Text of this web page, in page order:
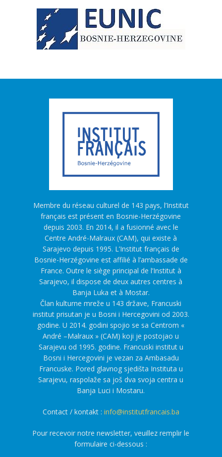
Membre du réseau culturel de 143 pays, l’Institut
français est présent en Bosnie-Herzégovine
depuis 2003. En 2014, il a fusionné avec le
Centre André-Malraux (CAM), qui existe à
Sarajevo depuis 1995. L’Institut français de
Bosnie-Herzégovine est affilié à l’ambassade de
France. Outre le siège principal de l’Institut à
Sarajevo, il dispose de deux autres centres à
Banja Luka et à Mostar.
Član kulturne mreže u 143 države, Francuski
institut prisutan je u Bosni i Hercegovini od 2003.
godine. U 2014. godini spojio se sa Centrom «
André –Malraux » (CAM) koji je postojao u
Sarajevu od 1995. godine. Francuski institut u
Bosni i Hercegovini je vezan za Ambasadu
Francuske. Pored glavnog sjedišta Instituta u
Sarajevu, raspolaže sa još dva svoja centra u
Banja Luci i Mostaru.
Contact / kontakt : info@institutfrancais.ba
Pour recevoir notre newsletter, veuillez remplir le
formulaire ci-dessous :